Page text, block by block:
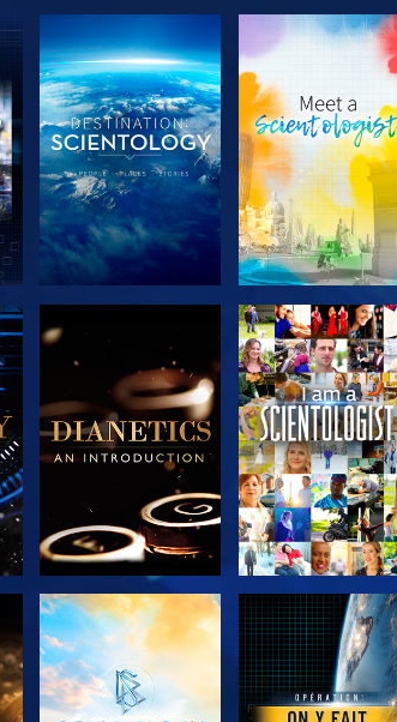
DÉCOUVRIR LES
SÉRIES
DÉCOUVRIR
SÉRIES
REGARDER
DÉCOUVRIR
SÉRIES